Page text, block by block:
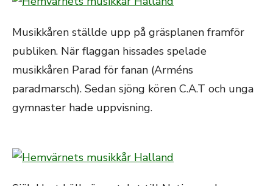
Musikkåren ställde upp på gräsplanen framför
publiken. När flaggan hissades spelade
musikkåren Parad för fanan (Arméns
paradmarsch). Sedan sjöng kören C.A.T och unga
gymnaster hade uppvisning.